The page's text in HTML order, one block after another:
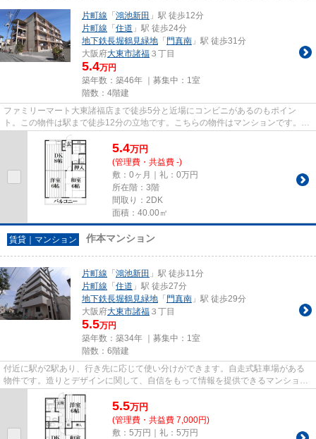
片町線 「 鴻池新田 」駅 徒歩12分
片町線 「 住道 」駅 徒歩24分
地下鉄長堀鶴見緑地 「 門真南 」駅 徒歩31分
大阪府大東市諸福 ３丁目
5.4万円
築年数：築46年 ｜募集中： 1室
階数：4階建
ファミリーマート大東諸福店まで徒歩5分と近場にコンビニがあるのもポイン
ト。この物件は駅まで徒歩12分の立地です。こちらの物件はマンションです。条
件として多くの方がこだわる、陽...
5.4万円
(管理費・共益費 -)
敷：0ヶ月｜礼：0万円
所在階：3階
間取り：2DK
面積：40.00㎡
賃貸｜マンション 作本マンション
片町線 「 鴻池新田 」駅 徒歩11分
片町線 「 住道 」駅 徒歩27分
地下鉄長堀鶴見緑地 「 門真南 」駅 徒歩29分
大阪府大東市諸福 ３丁目
5.5万円
築年数：築34年 ｜募集中： 1室
階数：6階建
付近に駅が2駅あり、行き先に応じて使い分けができます。自走式駐車場がある
物件です。造りとデザインに関して、自信をもって情報を提供できるマンション
です。駅まで徒歩11分に立地す...
5.5万円
(管理費・共益費 7,000円)
敷：5万円｜礼：5万円